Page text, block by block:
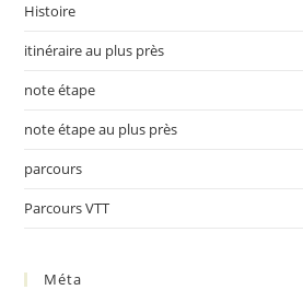
Histoire
itinéraire au plus près
note étape
note étape au plus près
parcours
Parcours VTT
Méta